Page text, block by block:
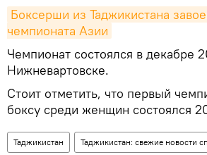
Боксерши из Таджикистана
чемпионата Азии
Чемпионат состоялся в декабре
Нижневартовске.
Стоит отметить, что первый
боксу среди женщин состоялся
Таджикистан Таджикистан: свежие новости